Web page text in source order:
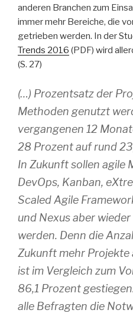
anderen Branchen zum
immer mehr Bereiche, die
getrieben werden. In der
Trends 2016 (PDF) wird
(S. 27)
(…) Prozentsatz der
Methoden genutzt
vergangenen 12
28 Prozent auf rund
In Zukunft sollen agile
DevOps, Kanban,
Scaled Agile
und Nexus aber
werden. Denn die
Zukunft mehr Projekte
ist im Vergleich zum
86,1 Prozent
alle Befragten die